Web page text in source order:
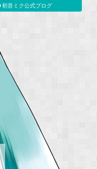
初音ミク公式ブログ